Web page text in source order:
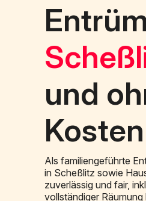
und
Kosten
Als familiengeführte
in Scheßlitz sowie
zuverlässig und fair,
vollständiger